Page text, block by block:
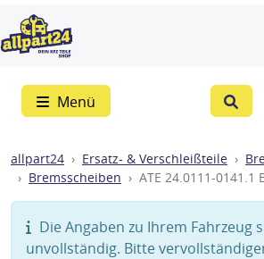
Menü
allpart24 Ersatz- & Verschleißteile
Bremsscheiben
ATE 24.0111-0141.1
Die Angaben zu Ihrem Fahrzeug
unvollständig. Bitte